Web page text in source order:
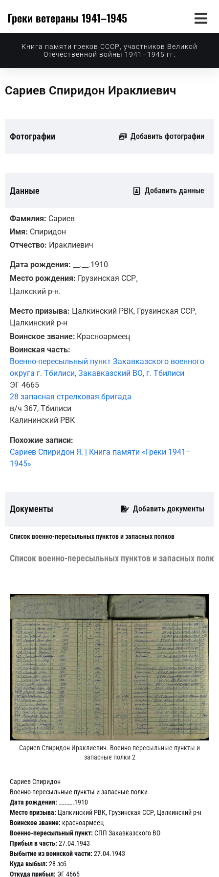
Греки ветераны 1941–1945
Книга памяти греков СССР, участников Великой
Отечественной войны 1941–1945 гг.
Сариев Спиридон Ираклиевич
Фотографии Добавить фотографии
Данные Добавить данные
Фамилия: Сариев
Имя: Спиридон
Отчество: Ираклиевич
Дата рождения: __.__.1910
Место рождения: Грузинская ССР,
Цалкский р-н.
Место призыва: Цалкинский РВК, Грузинская ССР,
Цалкинский р-н
Воинское звание: Красноармеец
Воинская часть:
Военно-пересыльный пункт Закавказского военного
округа г. Тбилиси, Закавказский ВО, г. Тбилиси
ЭГ 4665
28 запасная стрелковая бригада
в/ч 367, Тбилиси
Калининский РВК
Похожие записи:
Сариев Спиридон Я. | Книга памяти «Греки 1941–
1945»
Документы Добавить документы
Cписок военно-пересыльных пунктов и запасных полков
Cписок военно-пересыльных пунктов и запасных
Сариев Спиридон Ираклиевич. Военно-пересыльные пункты и
запасные полки 2
Сариев Спиридон
Военно-пересыльные пункты и запасные полки
Дата рождения: __.__.1910
Место призыва: Цалкинский РВК, Грузинская ССР, Цалкинский р-н
Воинское звание: красноармеец
Военно-пересыльный пункт: СПП Закавказского ВО
Прибыл в часть: 27.04.1943
Выбытие из воинской части: 27.04.1943
Куда выбыл: 28 зсб
Откуда прибыл: ЭГ 4665